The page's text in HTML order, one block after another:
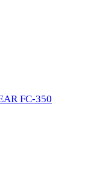
FC-350